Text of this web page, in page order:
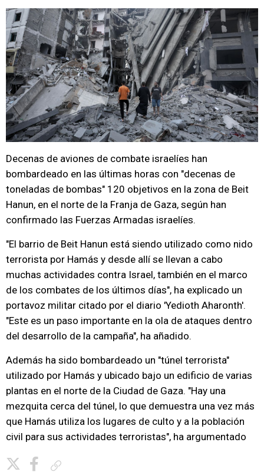
Decenas de aviones de combate israelíes han
bombardeado en las últimas horas con "decenas de
toneladas de bombas" 120 objetivos en la zona de Beit
Hanun, en el norte de la Franja de Gaza, según han
confirmado las Fuerzas Armadas israelíes.
"El barrio de Beit Hanun está siendo utilizado como nido
terrorista por Hamás y desde allí se llevan a cabo
muchas actividades contra Israel, también en el marco
de los combates de los últimos días", ha explicado un
portavoz militar citado por el diario 'Yedioth Aharonth'.
"Este es un paso importante en la ola de ataques dentro
del desarrollo de la campaña", ha añadido.
Además ha sido bombardeado un "túnel terrorista"
utilizado por Hamás y ubicado bajo un edificio de varias
plantas en el norte de la Ciudad de Gaza. "Hay una
mezquita cerca del túnel, lo que demuestra una vez más
que Hamás utiliza los lugares de culto y a la población
civil para sus actividades terroristas", ha argumentado